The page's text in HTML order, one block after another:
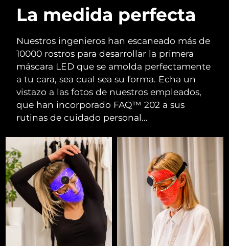
La medida perfecta
Nuestros ingenieros han escaneado más de
10000 rostros para desarrollar la primera
máscara LED que se amolda perfectamente
a tu cara, sea cual sea su forma. Echa un
vistazo a las fotos de nuestros empleados,
que han incorporado FAQ™ 202 a sus
rutinas de cuidado personal...